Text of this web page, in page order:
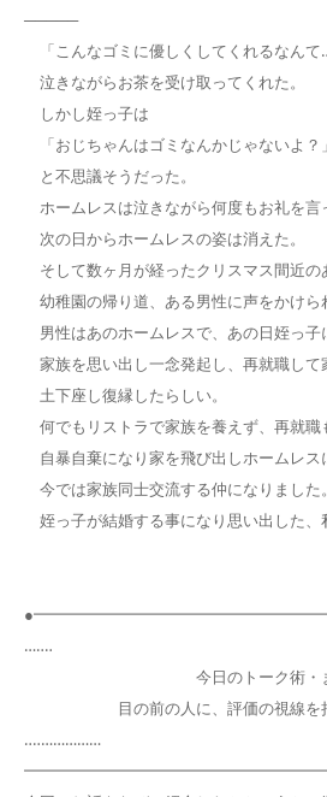
─────
「こんなゴミに優しくしてくれるなんて
泣きながらお茶を受け取ってくれた。
しかし姪っ子は
「おじちゃんはゴミなんかじゃないよ？」
と不思議そうだった。
ホームレスは泣きながら何度もお礼を言
次の日からホームレスの姿は消えた。
そして数ヶ月が経ったクリスマス間近の
幼稚園の帰り道、ある男性に声をかけら
男性はあのホームレスで、あの日姪っ子
家族を思い出し一念発起し、再就職して
土下座し復縁したらしい。
何でもリストラで家族を養えず、再就職
自暴自棄になり家を飛び出しホームレス
今では家族同士交流する仲になりました。
姪っ子が結婚する事になり思い出した、
…‥‥
今日のトーク術・ま
目の前の人に、評価の視線を持
‥‥……………